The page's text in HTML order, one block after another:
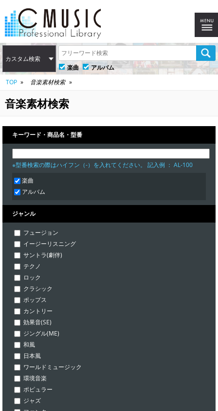
カスタム検索
楽曲
アルバム
TOP
音楽素材検索
音楽素材検索
キーワード・商品名・型番
※型番検索の際はハイフン（-）を入れてください。 記入例 ： AL-100
楽曲
アルバム
ジャンル
フュージョン
イージーリスニング
サントラ(劇伴)
テクノ
ロック
クラシック
ポップス
カントリー
効果音(SE)
ジングル(ME)
和風
日本風
ワールドミュージック
環境音楽
ポピュラー
ジャズ